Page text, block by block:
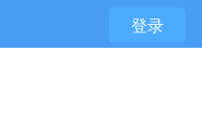
登录